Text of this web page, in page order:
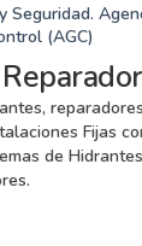
Seguridad.
(AGC)
Fijas
de